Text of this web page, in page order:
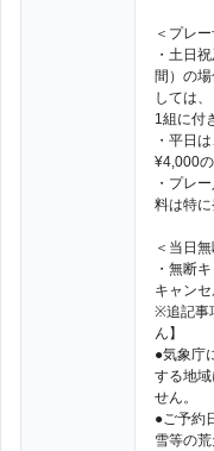
＜プレ
・土日
間）の
しては、
1組に付
・平日
¥4,000
・プレ
料は特に
＜当日
・無断
キャンセ
※追記事
ん】
●気象庁
する地
せん。
●ご予約
雪等の